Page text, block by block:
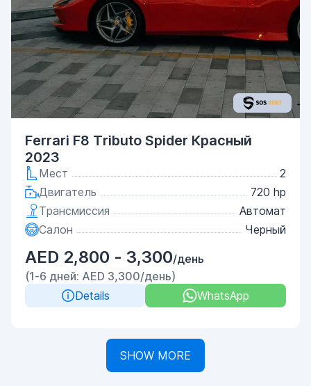
Ferrari F8 Tributo Spider Красный
2023
Мест
2
Двигатель
720 hp
Трансмиссия
Автомат
Салон
Черный
AED 2,800 - 3,300/день
(1-6 дней: AED 3,300/день)
Details
WhatsApp
SHOW MORE